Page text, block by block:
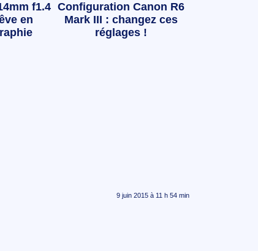
f1.4
en
Configuration Canon R6
Mark III : changez ces
réglages !
9 juin 2015 à 11 h 54 min